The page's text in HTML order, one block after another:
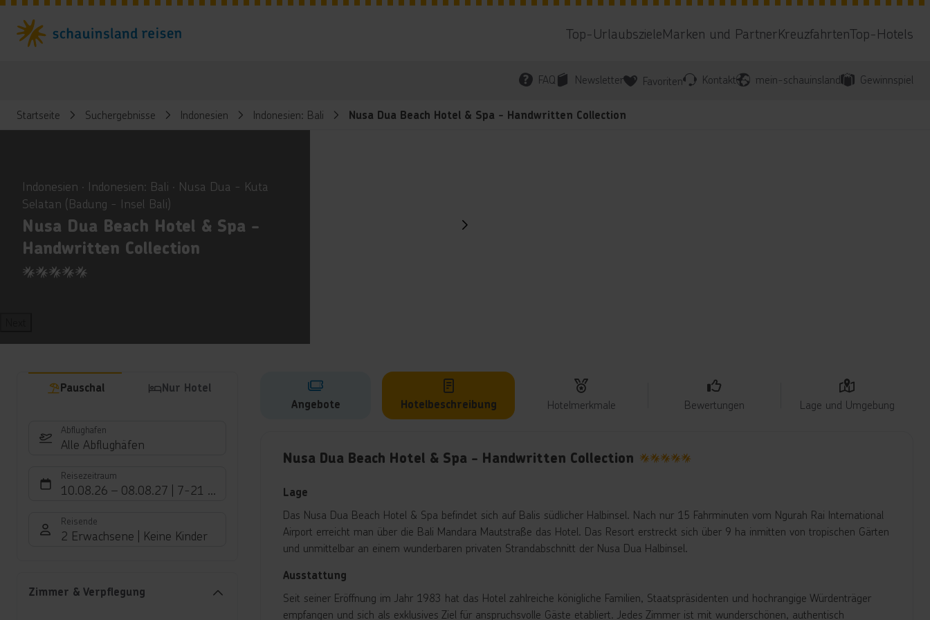
Top-UrlaubszieleMarken und PartnerKreuzfahrtenTop-Hotels
FAQ Newsletter Favoriten Kontakt mein-schauinsland Gewinnspiel
Startseite Suchergebnisse Indonesien Indonesien: Bali Nusa Dua Beach Hotel & Spa - Handwritten Collection
Indonesien ∙ Indonesien: Bali ∙ Nusa Dua - Kuta
Selatan (Badung - Insel Bali)
Nusa Dua Beach Hotel & Spa -
Handwritten Collection
5
Pauschal Nur Hotel
Abflughafen
Alle Abflughäfen
Reisezeitraum
10.08.26 – 08.08.27 7-21 Nächte
Reisende
2 Erwachsene Keine Kinder
Zimmer & Verpflegung
Angebote Hotelbeschreibung Hotelmerkmale Bewertungen Lage und Umgebung
Nusa Dua Beach Hotel & Spa - Handwritten Collection
Lage
Das Nusa Dua Beach Hotel & Spa befindet sich auf Balis südlicher Halbinsel. Nach nur 15 Fahrminuten vom Ngurah Rai International
Airport erreicht man über die Bali Mandara Mautstraße das Hotel. Das Resort erstreckt sich über 9 ha inmitten von tropischen Gärten
und unmittelbar an einem wunderbaren privaten Strandabschnitt der Nusa Dua Halbinsel.
Ausstattung
Seit seiner Eröffnung im Jahr 1983 hat das Hotel zahlreiche königliche Familien, Staatspräsidenten und hochrangige Würdenträger
empfangen und sich als exklusives Ziel für anspruchsvolle Gäste etabliert. Jedes Zimmer ist mit wunderschönen, authentisch